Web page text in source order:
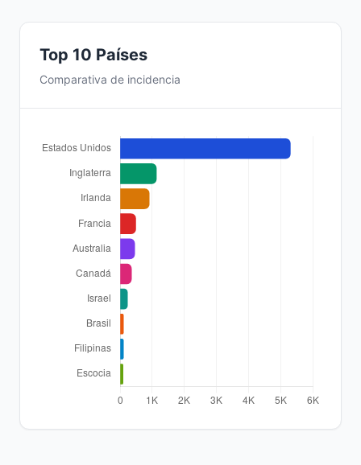
Top 10 Países
Comparativa de incidencia